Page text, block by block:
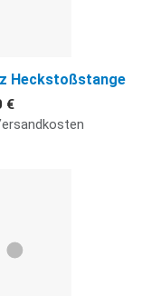
Heckstoßstange
€